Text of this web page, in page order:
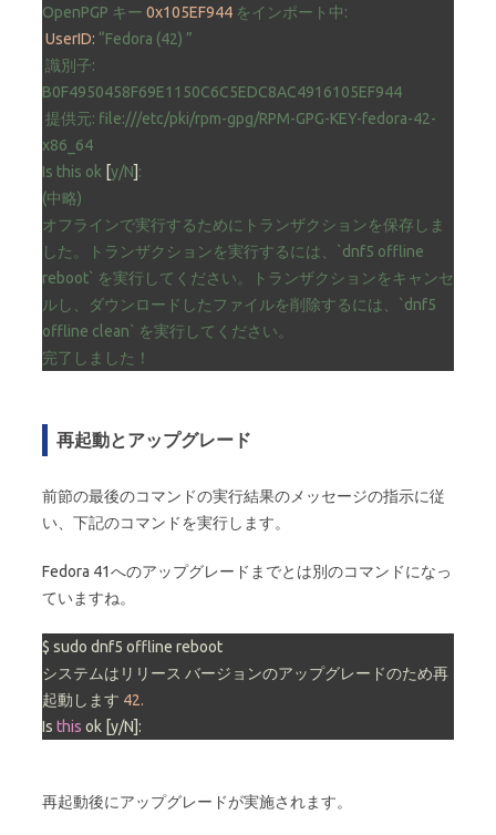
OpenPGP キー 0x105EF944 をインポート中:
UserID: “Fedora (42) ”
識別子:
B0F4950458F69E1150C6C5EDC8AC4916105EF944
提供元: file:///etc/pki/rpm-gpg/RPM-GPG-KEY-fedora-42-
x86_64
Is this ok [y/N] :
(中略)
オフラインで実行するためにトランザクションを保存しま
した。トランザクションを実行するには、`dnf5 offline
reboot` を実行してください。トランザクションをキャンセ
ルし、ダウンロードしたファイルを削除するには、`dnf5
offline clean` を実行してください。
完了しました！
再起動とアップグレード
前節の最後のコマンドの実行結果のメッセージの指示に従
い、下記のコマンドを実行します。
Fedora 41へのアップグレードまでとは別のコマンドになっ
ていますね。
$ sudo dnf5 offline reboot
システムはリリース バージョンのアップグレードのため再
起動します 42.
Is this
再起動後にアップグレードが実施されます。